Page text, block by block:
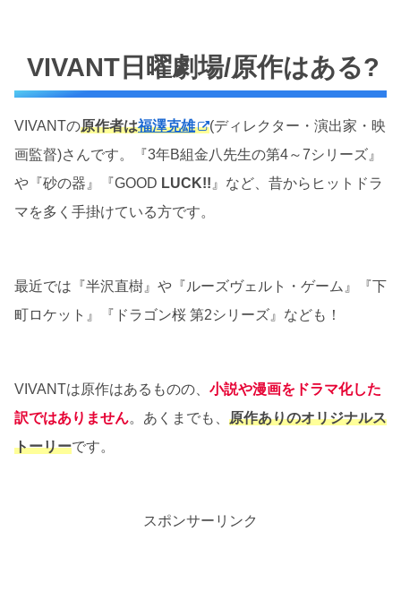
VIVANT日曜劇場/原作はある?
VIVANTの原作者は福澤克雄
(ディレクター・演出家・映
画監督)さんです。『3年B組金八先生の第4～7シリーズ』
や『砂の器』『GOOD LUCK!! 』など、昔からヒットドラ
マを多く手掛けている方です。
最近では『半沢直樹』や『ルーズヴェルト・ゲーム』『下
町ロケット』『ドラゴン桜 第2シリーズ』なども！
VIVANTは原作はあるものの、 小説や漫画をドラマ化した
訳ではありません。あくまでも、 原作ありのオリジナルス
トーリーです。
スポンサーリンク